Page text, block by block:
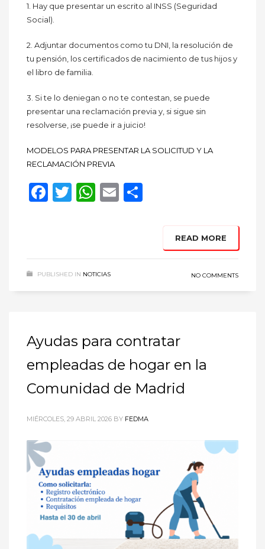
1. Hay que presentar un escrito al INSS (Seguridad
Social).
2. Adjuntar documentos como tu DNI, la resolución de
tu pensión, los certificados de nacimiento de tus hijos y
el libro de familia.
3. Si te lo deniegan o no te contestan, se puede
presentar una reclamación previa y, si sigue sin
resolverse, ¡se puede ir a juicio!
MODELOS PARA PRESENTAR LA SOLICITUD Y LA
RECLAMACIÓN PREVIA
Facebook
Twitter
WhatsApp
Email
READ MORE
PUBLISHED IN NOTICIAS NO COMMENTS
Ayudas para contratar
empleadas de hogar en la
Comunidad de Madrid
MIÉRCOLES, 29 ABRIL 2026 BY FEDMA